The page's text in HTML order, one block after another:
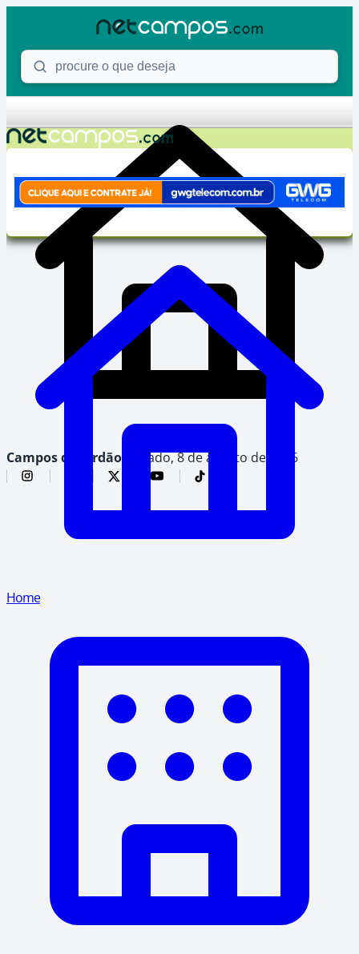
Procure o que deseja
Campos do Jordão, sábado, 8 de agosto de 2026
Home